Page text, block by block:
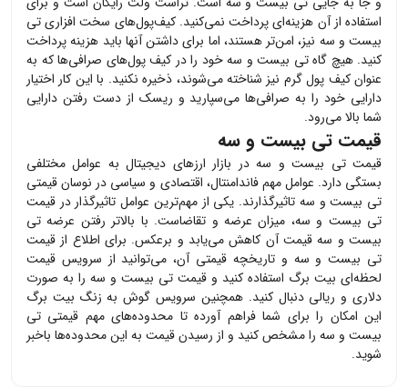
استفاده از آن هزینه‌ای پرداخت نمی‌کنید. کیف‌پول‌های سخت افزاریتی
بیست و سه نیز، امن‌تر هستند، اما برای داشتن آنها باید هزینه پرداخت
کنید. هیچ گاهتی بیست و سهخود را در کیف پول‌های صرافی‌ها که به
عنوان کیف پول گرم نیز شناخته می‌شوند، ذخیره نکنید. با این کار اختیار
دارایی خود را به صرافی‌ها می‌سپارید و ریسک از دست رفتن دارایی
شما بالا می‌رود.
قیمت تی بیست و سه
قیمتتی بیست و سهدر بازار ارزهای دیجیتال به عوامل مختلفی
بستگی دارد. عوامل مهم فاندامنتال، اقتصادی و سیاسی در نوسان قیمتی
تی بیست و سه تاثیرگذارند. یکی از مهم‌ترین عوامل تاثیرگذار در قیمت
تی بیست و سه، میزان عرضه و تقاضاست. با بالاتر رفتن عرضه تی
بیست و سهقیمت آن کاهش می‌یابد و برعکس. برای اطلاع از قیمت
تی بیست و سه و تاریخچه قیمتی آن، می‌توانید از سرویس قیمت
لحظه‌ای بیت برگ استفاده کنید و قیمت تی بیست و سه را به صورت
دلاری و ریالی دنبال کنید. همچنین سرویس گوش به زنگ بیت برگ
این امکان را برای شما فراهم آورده تا محدوده‌های مهم قیمتی تی
بیست و سه را مشخص کنید و از رسیدن قیمت به این محدوده‌ها باخبر
شوید.